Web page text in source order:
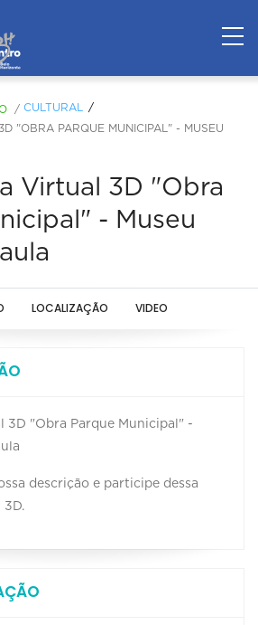
/ CULTURAL
"OBRA PARQUE MUNICIPAL" - MUSEU
Virtual 3D "Obra
- Museu
LOCALIZAÇÃO VIDEO
3D "Obra Parque Municipal" -
descrição e participe dessa
3D.